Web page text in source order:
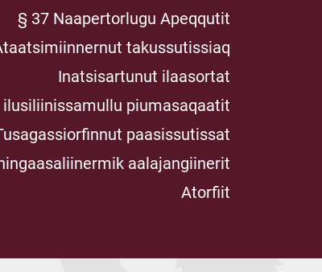
§ 37 Naapertorlugu Apeqqutit
takussutissiaq
Inatsisartunut ilaasortat
piumasaqaatit
paasissutissat
aalajangiinerit
Atorfiit